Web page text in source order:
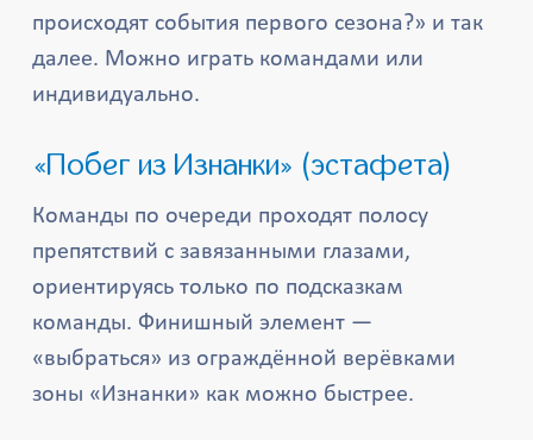
происходят события первого сезона?» и так
далее. Можно играть командами или
индивидуально.
«Побег из Изнанки» (эстафета)
Команды по очереди проходят полосу
препятствий с завязанными глазами,
ориентируясь только по подсказкам
команды. Финишный элемент —
«выбраться» из ограждённой верёвками
зоны «Изнанки» как можно быстрее.